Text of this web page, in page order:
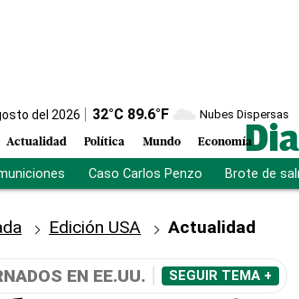
del 2026 32°C 89.6°F Nubes Dispersas
Actualidad Política Mundo Economía
Caso Carlos Penzo Brote de
Edición USA Actualidad
EN EE.UU. SEGUIR TEMA +